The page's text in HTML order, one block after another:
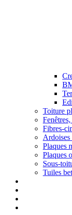
Toiture
Fibres-
Ardoises
Plaques
Plaques
Sous-
Tuiles